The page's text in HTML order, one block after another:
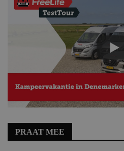
PRAAT MEE